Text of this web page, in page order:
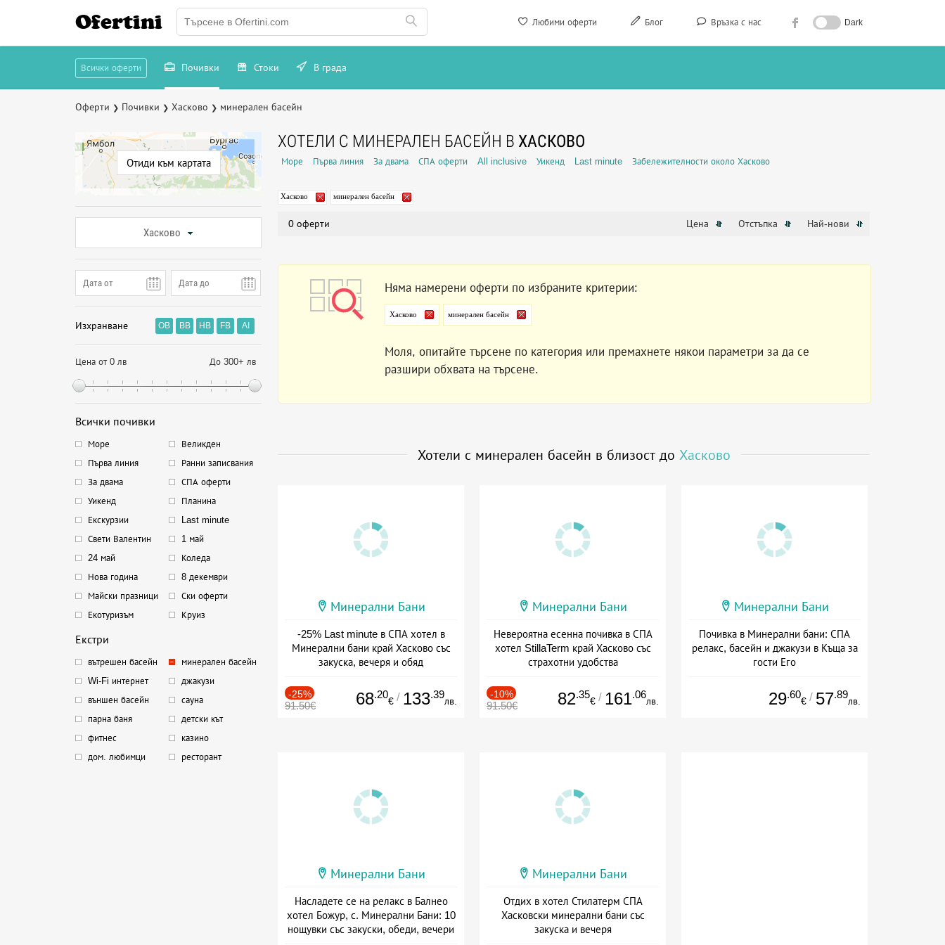
Любими оферти Блог Връзка с нас Dark
Ofertini
Всички оферти Почивки Стоки В града
Оферти ❯ Почивки ❯ Хасково ❯ минерален басейн
Отиди към картата
Хасково
Изхранване OB BB HB FB AI
Цена от 0 лв До 300+ лв
Всички почивки
Море
Великден
Първа линия
Ранни записвания
За двама
СПА оферти
Уикенд
Планина
Екскурзии
Last minute
Свети Валентин
1 май
24 май
Коледа
Нова година
8 декември
Майски празници
Ски оферти
Екотуризъм
Круиз
Екстри
вътрешен басейн
минерален басейн
Wi-Fi интернет
джакузи
външен басейн
сауна
парна баня
детски кът
фитнес
казино
дом. любимци
ресторант
ХОТЕЛИ С МИНЕРАЛЕН БАСЕЙН В ХАСКОВО
Море Първа линия За двама СПА оферти All inclusive Уикенд Last minute Забележителности около Хасково
Хасково минерален басейн
0 оферти Цена Отстъпка Най-нови
Няма намерени оферти по избраните критерии:
Хасково минерален басейн
Моля, опитайте търсене по категория или премахнете някои параметри за да се
разшири обхвата на търсене.
Хотели с минерален басейн в близост до Хасково
Минерални Бани
-25% Last minute в СПА хотел в
Минерални бани край Хасково със
закуска, вечеря и обяд
-25%
91.50€ 68.20
€ / 133.39
лв.
Минерални Бани
Невероятна есенна почивка в СПА
хотел StillaTerm край Хасково със
страхотни удобства
-10%
91.50€ 82.35
€ / 161.06
лв.
Минерални Бани
Почивка в Минерални бани: СПА
релакс, басейн и джакузи в Къща за
гости Его
29.60
€ / 57.89
лв.
Минерални Бани
Насладете се на релакс в Балнео
хотел Божур, с. Минерални Бани: 10
нощувки със закуски, обеди, вечери
Минерални Бани
Отдих в хотел Стилатерм СПА
Хасковски минерални бани със
закуска и вечеря